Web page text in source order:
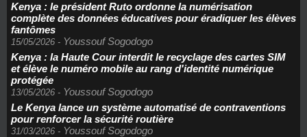
Kenya : le président Ruto ordonne la numérisation
complète des données éducatives pour éradiquer les élèves
fantômes
15/05/2026 - Youssouf Sogodogo
Kenya : la Haute Cour interdit le recyclage des cartes SIM
et élève le numéro mobile au rang d'identité numérique
protégée
13/05/2026 - Youssouf Sogodogo
Le Kenya lance un système automatisé de contraventions
pour renforcer la sécurité routière
31/03/2026 - Youssouf Sogodogo